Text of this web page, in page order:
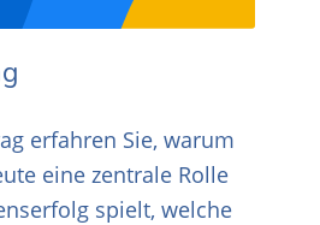
erfahren Sie, warum
eine zentrale Rolle
spielt, welche